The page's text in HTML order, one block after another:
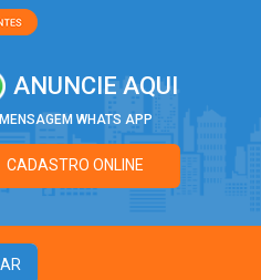
ANUNCIE AQUI
MENSAGEM WHATS APP
CADASTRO ONLINE